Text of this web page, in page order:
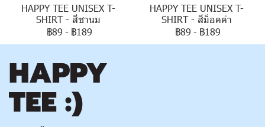
HAPPY TEE UNISEX T-
SHIRT - สีชานม
฿89 - ฿189
HAPPY TEE UNISEX T-
SHIRT - สีม็อคค่า
฿89 - ฿189